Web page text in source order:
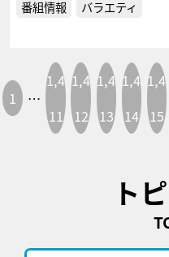
番組情報 バラエティ
1 …
1,4
11
1,4
12
1,4
13
1,4
14
1,4
15
ト